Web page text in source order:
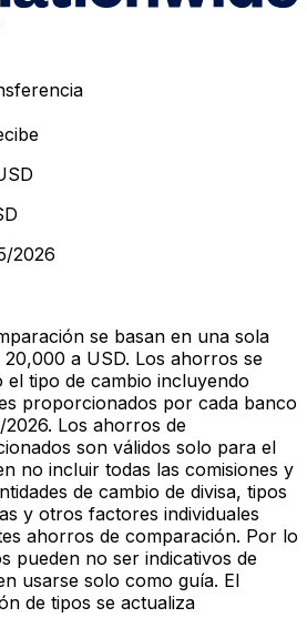
2026
se basan en una sola
a USD. Los ahorros se
tipo de cambio incluyendo
proporcionados por cada banco
Los ahorros de
son válidos solo para el
no incluir todas las comisiones y
de cambio de divisa, tipos
y otros factores individuales
ahorros de comparación. Por lo
pueden no ser indicativos de
usarse solo como guía. El
de tipos se actualiza